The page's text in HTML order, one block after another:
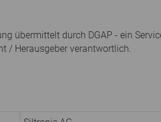
übermittelt durch DGAP - ein
/ Herausgeber verantwortlich.